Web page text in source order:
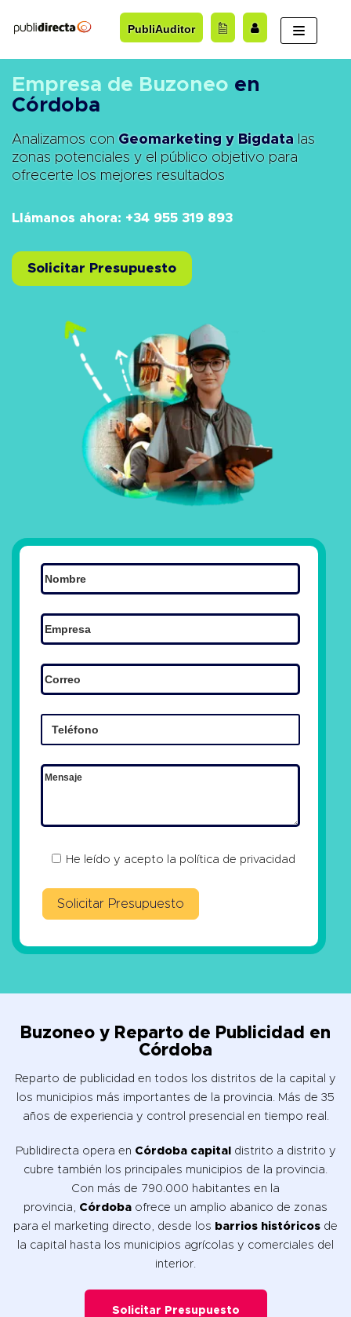
al
PubliAuditor
Empresa de Buzoneo en
Córdoba
Analizamos con Geomarketing y Bigdatalas
zonas potenciales y el público objetivo para
ofrecerte los mejores resultados
Llámanos ahora: +34 955 319 893
Solicitar Presupuesto
He leído y acepto la política de privacidad
Buzoneo y Reparto de Publicidad en
Córdoba
Reparto de publicidad en todos los distritos de la capital y
los municipios más importantes de la provincia. Más de 35
años de experiencia y control presencial en tiempo real.
Publidirecta opera en Córdoba capital distrito a distrito y
cubre también los principales municipios de la provincia.
Con más de 790.000 habitantes en la
provincia, Córdoba ofrece un amplio abanico de zonas
para el marketing directo, desde los barrios históricos de
la capital hasta los municipios agrícolas y comerciales del
interior.
Solicitar Presupuesto